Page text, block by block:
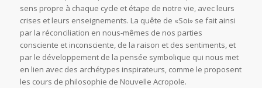
sens propre à chaque cycle et étape de notre vie, avec leurs
crises et leurs enseignements. La quête de «Soi» se fait ainsi
par la réconciliation en nous-mêmes de nos parties
consciente et inconsciente, de la raison et des sentiments, et
par le développement de la pensée symbolique qui nous met
en lien avec des archétypes inspirateurs, comme le proposent
les cours de philosophie de Nouvelle Acropole.